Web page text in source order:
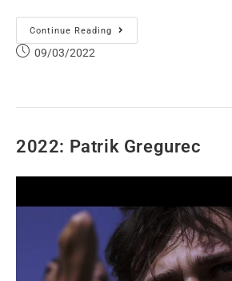
Continue Reading
09/03/2022
2022: Patrik Gregurec